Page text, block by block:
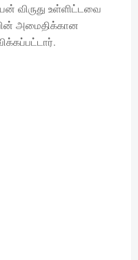
விருது உள்ளிட்டவை
அமைதிக்கான